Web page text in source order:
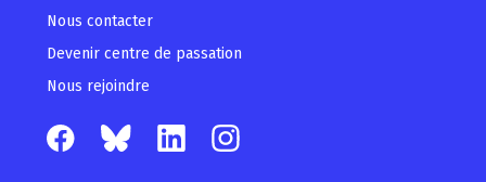
Nous contacter
Devenir centre de passation
Nous rejoindre